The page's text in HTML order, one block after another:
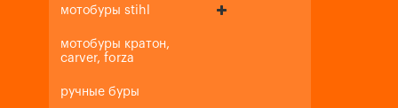
мотобуры stihl
мотобуры кратон,
carver, forza
ручные буры